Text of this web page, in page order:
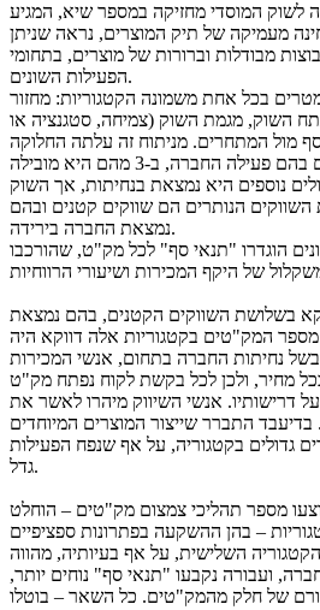
לשוק המוסדי מחזיקה במספר שיא, המגיע
מבחינה מעמיקה של תיק המוצרים, נראה שניתן
לחלק אותו ל- 8 קבוצות מבודלות וברורות של מוצרים, בתחומי
הפעילות השונים.
בכל אחת משמונה הקטגוריות: מחזור
השוק, מגמת השוק (צמיחה, סטגנציה או
מול המתחרים. מניתוח זה עלתה החלוקה
הבאה: מתוך שמונת השווקים בהם פעילה החברה, ב-3 מהם היא מובילה
נוספים היא נמצאת בנחיתות, אך השוק
השווקים הנותרים הם שווקים קטנים ובהם
נמצאת החברה בירידה.
הוגדרו "תנאי סף" לכל מק"ט, שהורכבו
בשלושת השווקים הקטנים, בהם נמצאת
המק"טים בקטגוריות אלה דווקא היה
בשל נחיתות החברה בתחום, אנשי המכירות
מחיר, ולכן לכל בקשת לקוח נפתח מק"ט
דרישותיו. אנשי השיווק מיהרו לאשר את
בדיעבד התברר שייצור המוצרים המיוחדים
גדולים בקטגוריה, על אף שנפח הפעילות
גדל.
מספר תהליכי צמצום מק"טים – הוחלט
– בהן ההשקעה בפתרונות ספציפיים
השלישית, על אף בעיותיה, מהווה
ועבורה נקבעו "תנאי סף" נוחים יותר,